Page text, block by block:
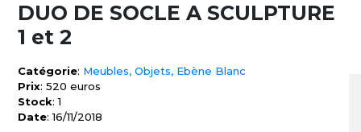
DUO DE SOCLE A SCULPTURE
1 et 2
Catégorie: Meubles, Objets, Ebène Blanc
Prix: 520 euros
Stock: 1
Date: 16/11/2018